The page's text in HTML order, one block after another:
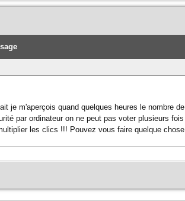
je m'aperçois quand quelques heures le nombre de
par ordinateur on ne peut pas voter plusieurs fois
les clics !!! Pouvez vous faire quelque chose